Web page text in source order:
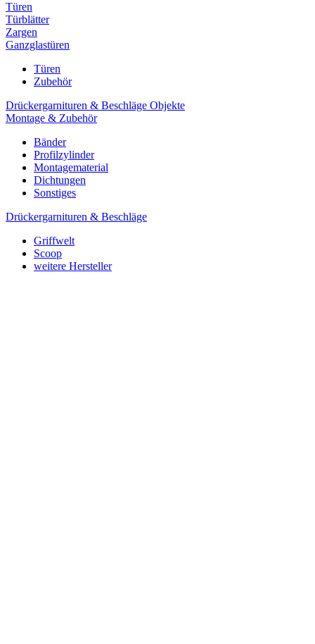
Türen
Türblätter
Zargen
Ganzglastüren
Türen
Zubehör
Drückergarnituren & Beschläge Objekte
Montage & Zubehör
Bänder
Profilzylinder
Montagematerial
Dichtungen
Sonstiges
Drückergarnituren & Beschläge
Griffwelt
Scoop
weitere Hersteller